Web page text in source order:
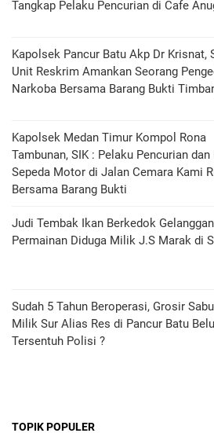
Tangkap Pelaku Pencurian di Cafe
Kapolsek Pancur Batu Akp Dr Krisnat,
Unit Reskrim Amankan Seorang
Narkoba Bersama Barang Bukti
Kapolsek Medan Timur Kompol Rona
Tambunan, SIK : Pelaku Pencurian dan
Sepeda Motor di Jalan Cemara Kami
Bersama Barang Bukti
Judi Tembak Ikan Berkedok
Permainan Diduga Milik J.S Marak di
Sudah 5 Tahun Beroperasi, Grosir
Milik Sur Alias Res di Pancur Batu
Tersentuh Polisi ?
TOPIK POPULER